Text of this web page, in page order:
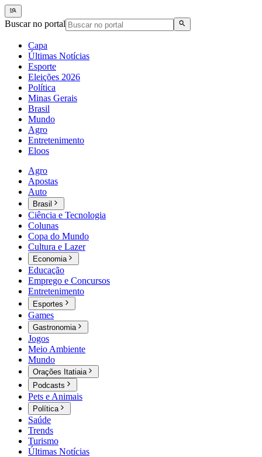
Buscar no portal
Capa
Últimas Notícias
Esporte
Eleições 2026
Política
Minas Gerais
Brasil
Mundo
Agro
Entretenimento
Eloos
Agro
Apostas
Auto
Brasil
Ciência e Tecnologia
Colunas
Copa do Mundo
Cultura e Lazer
Economia
Educação
Emprego e Concursos
Entretenimento
Esportes
Games
Gastronomia
Jogos
Meio Ambiente
Mundo
Orações Itatiaia
Podcasts
Pets e Animais
Política
Saúde
Trends
Turismo
Últimas Notícias